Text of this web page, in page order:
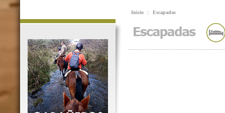
Inicio :: Escapadas